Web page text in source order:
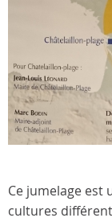
Ce jumelage est
cultures